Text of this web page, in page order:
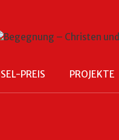
PREIS PROJEKTE